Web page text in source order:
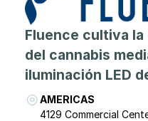
Fluence cultiva
del cannabis
iluminación LED
AMERICAS
4129 Commercial